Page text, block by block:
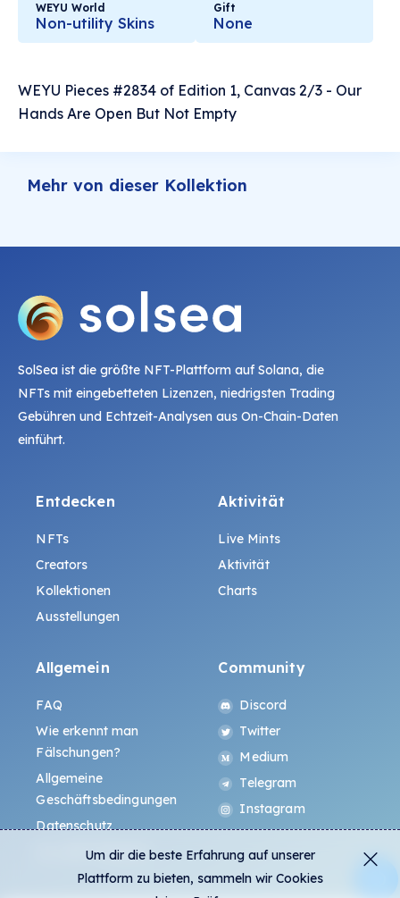
WEYU World
Non-utility Skins
Gift
None
WEYU Pieces #2834 of Edition 1, Canvas 2/3 - Our
Hands Are Open But Not Empty
Mehr von dieser Kollektion
SolSea ist die größte NFT-Plattform auf Solana, die
NFTs mit eingebetteten Lizenzen, niedrigsten Trading
Gebühren und Echtzeit-Analysen aus On-Chain-Daten
einführt.
Entdecken
NFTs
Creators
Kollektionen
Ausstellungen
Aktivität
Live Mints
Aktivität
Charts
Allgemein
FAQ
Wie erkennt man
Fälschungen?
Allgemeine
Geschäftsbedingungen
Datenschutz
ALL.ART Protocol
Community
Discord
Twitter
Medium
Telegram
Instagram
Um dir die beste Erfahrung auf unserer
Plattform zu bieten, sammeln wir Cookies